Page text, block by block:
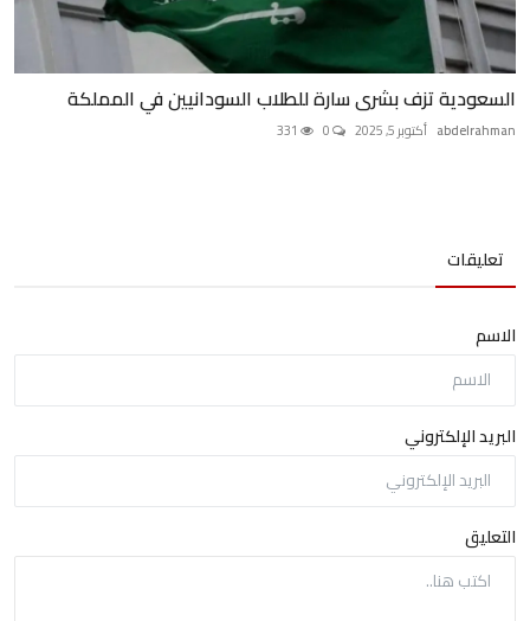
السعودية تزف بشرى سارة للطلاب السودانيين في المملكة
abdelrahman أكتوبر 5, 2025
تعليقات
الاسم
البريد الإلكتروني
التعليق